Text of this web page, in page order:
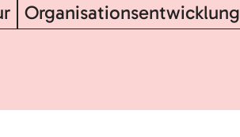
Organisationsentwicklung